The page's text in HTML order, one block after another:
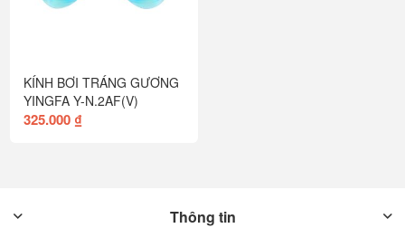
KÍNH BƠI TRÁNG GƯƠNG
YINGFA Y-N.2AF(V)
325.000 ₫
Thông tin